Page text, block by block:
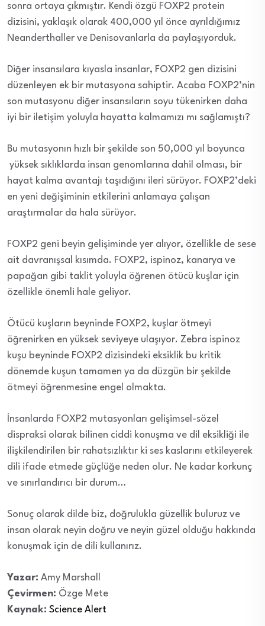
sonra ortaya çıkmıştır. Kendi özgü FOXP2 protein
dizisini, yaklaşık olarak 400,000 yıl önce ayrıldığımız
Neanderthaller ve Denisovanlarla da paylaşıyorduk.
Diğer insansılara kıyasla insanlar, FOXP2 gen dizisini
düzenleyen ek bir mutasyona sahiptir. Acaba FOXP2’nin
son mutasyonu diğer insansıların soyu tükenirken daha
iyi bir iletişim yoluyla hayatta kalmamızı mı sağlamıştı?
Bu mutasyonın hızlı bir şekilde son 50,000 yıl boyunca
yüksek sıklıklarda insan genomlarına dahil olması, bir
hayat kalma avantajı taşıdığını ileri sürüyor. FOXP2’deki
en yeni değişiminin etkilerini anlamaya çalışan
araştırmalar da hala sürüyor.
FOXP2 geni beyin gelişiminde yer alıyor, özellikle de sese
ait davranışsal kısımda. FOXP2, ispinoz, kanarya ve
papağan gibi taklit yoluyla öğrenen ötücü kuşlar için
özellikle önemli hale geliyor.
Ötücü kuşların beyninde FOXP2, kuşlar ötmeyi
öğrenirken en yüksek seviyeye ulaşıyor. Zebra ispinoz
kuşu beyninde FOXP2 dizisindeki eksiklik bu kritik
dönemde kuşun tamamen ya da düzgün bir şekilde
ötmeyi öğrenmesine engel olmakta.
İnsanlarda FOXP2 mutasyonları gelişimsel-sözel
dispraksi olarak bilinen ciddi konuşma ve dil eksikliği ile
ilişkilendirilen bir rahatsızlıktır ki ses kaslarını etkileyerek
dili ifade etmede güçlüğe neden olur. Ne kadar korkunç
ve sınırlandırıcı bir durum…
Sonuç olarak dilde biz, doğrulukla güzellik buluruz ve
insan olarak neyin doğru ve neyin güzel olduğu hakkında
konuşmak için de dili kullanırız.
Yazar: Amy Marshall
Çevirmen: Özge Mete
Kaynak: Science Alert